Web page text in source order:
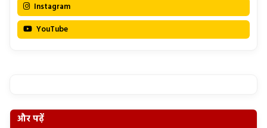
Instagram
YouTube
और पढ़ें